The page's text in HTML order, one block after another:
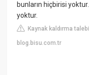
bunların hiçbirisi
yoktur.
Kaynak kaldırma talebi
blog.bisu.com.tr